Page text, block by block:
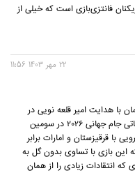
فانتزی‌بازی است که خیلی از
22 مهر 1403 11:56
با هدایت امیر قلعه نویی در
مسیر بازی های مقدماتی جام جهانی 2026 در سومین
با قرقیزستان و امارات برابر
این بازی با تساوی بدون گل به
که انتقادات زیادی را از همان